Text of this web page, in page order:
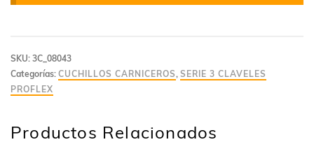
SKU: 3C_08043
Categorías: CUCHILLOS CARNICEROS, SERIE 3 CLAVELES
PROFLEX
Productos Relacionados